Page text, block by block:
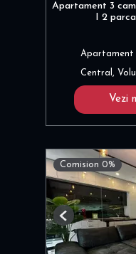
Apartament 3
I 2
Apartament
Central,
Vezi
Comision 0%
Previous